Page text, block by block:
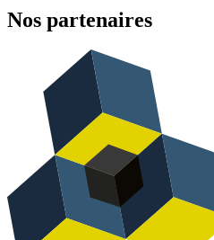
Nos partenaires